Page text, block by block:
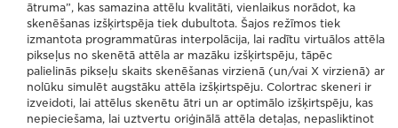
ātruma”, kas samazina attēlu kvalitāti, vienlaikus norādot, ka
skenēšanas izšķirtspēja tiek dubultota. Šajos režīmos tiek
izmantota programmatūras interpolācija, lai radītu virtuālos attēla
pikseļus no skenētā attēla ar mazāku izšķirtspēju, tāpēc
palielinās pikseļu skaits skenēšanas virzienā (un/vai X virzienā) ar
nolūku simulēt augstāku attēla izšķirtspēju. Colortrac skeneri ir
izveidoti, lai attēlus skenētu ātri un ar optimālo izšķirtspēju, kas
nepieciešama, lai uztvertu oriģinālā attēla detaļas, nepasliktinot